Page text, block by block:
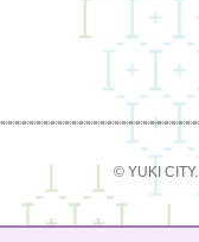
© YUKI CITY.